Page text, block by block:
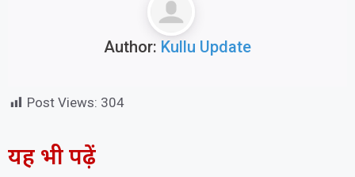
Author: Kullu Update
Post Views: 304
यह भी पढ़ें